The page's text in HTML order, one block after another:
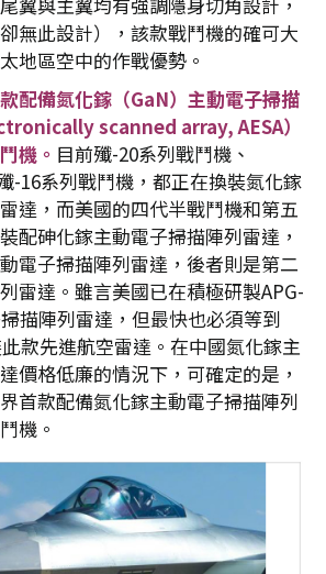
無此設計），該款戰鬥機的確可大
地區空中的作戰優勢。
配備氮化鎵（GaN）主動電子掃描
scanned array, AESA）
機。 目前殲-20系列戰鬥機、
-16系列戰鬥機，都正在換裝氮化鎵
達，而美國的四代半戰鬥機和第五
配砷化鎵主動電子掃描陣列雷達，
電子掃描陣列雷達，後者則是第二
雷達。雖言美國已在積極研製APG-
描陣列雷達，但最快也必須等到
款先進航空雷達。在中國氮化鎵主
價格低廉的情況下，可確定的是，
首款配備氮化鎵主動電子掃描陣列
機。